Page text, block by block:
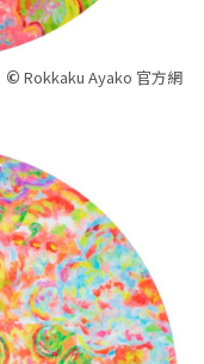
© Rokkaku Ayako 官方網